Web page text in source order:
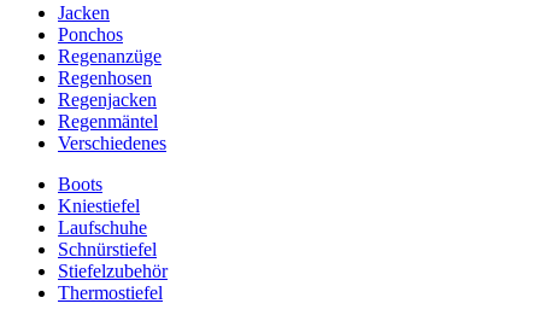
Jacken
Ponchos
Regenanzüge
Regenhosen
Regenjacken
Regenmäntel
Verschiedenes
Boots
Kniestiefel
Laufschuhe
Schnürstiefel
Stiefelzubehör
Thermostiefel